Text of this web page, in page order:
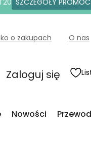
SZCZEGÓŁY
o zakupach O nas
Zaloguj się
Nowości